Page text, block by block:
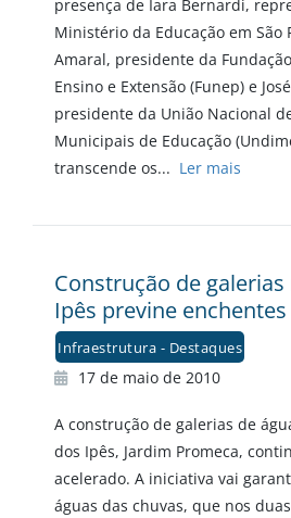
presença de Iara Bernardi,
Ministério da Educação em São
Amaral, presidente da
Ensino e Extensão (Funep) e
presidente da União Nacional
Municipais de Educação
transcende os... Ler mais
Construção de
Ipês previne enchentes
Infraestrutura - Destaques
17 de maio de 2010
A construção de galerias de
dos Ipês, Jardim Promeca,
acelerado. A iniciativa vai
águas das chuvas, que nos